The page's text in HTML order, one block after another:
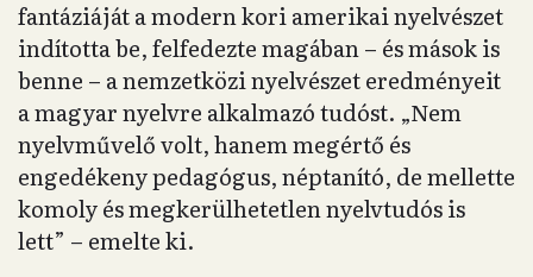
fantáziáját a modern kori amerikai nyelvészet
indította be, felfedezte magában – és mások is
benne – a nemzetközi nyelvészet eredményeit
a magyar nyelvre alkalmazó tudóst. „Nem
nyelvművelő volt, hanem megértő és
engedékeny pedagógus, néptanító, de mellette
komoly és megkerülhetetlen nyelvtudós is
lett” – emelte ki.